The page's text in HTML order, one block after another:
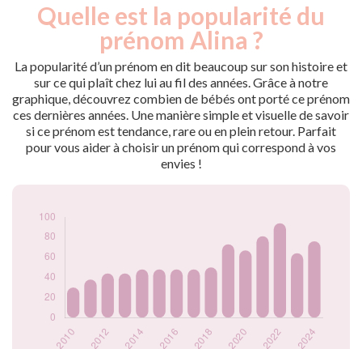
Quelle est la popularité du
prénom Alina ?
La popularité d’un prénom en dit beaucoup sur son histoire et
sur ce qui plaît chez lui au fil des années. Grâce à notre
graphique, découvrez combien de bébés ont porté ce prénom
ces dernières années. Une manière simple et visuelle de savoir
si ce prénom est tendance, rare ou en plein retour. Parfait
pour vous aider à choisir un prénom qui correspond à vos
envies !
Popularité du
Année
Nouveaux-
nés
2010
30
2011
38
2012
44
2013
44
2014
48
2015
48
2019
73
67
81
94
64
76